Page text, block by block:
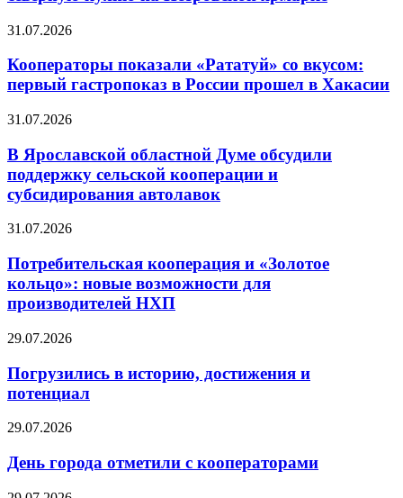
31.07.2026
Кооператоры показали «Рататуй» со вкусом:
первый гастропоказ в России прошел в Хакасии
31.07.2026
В Ярославской областной Думе обсудили
поддержку сельской кооперации и
субсидирования автолавок
31.07.2026
Потребительская кооперация и «Золотое
кольцо»: новые возможности для
производителей НХП
29.07.2026
Погрузились в историю, достижения и
потенциал
29.07.2026
День города отметили с кооператорами